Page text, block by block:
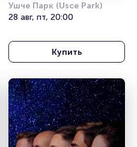
Ушче Парк (Usce Park)
28 авг, пт, 20:00
Купить